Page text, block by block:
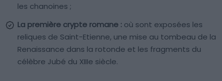
les chanoines ;
La première crypte romane : où sont exposées les
reliques de Saint-Etienne, une mise au tombeau de la
Renaissance dans la rotonde et les fragments du
célèbre Jubé du XIIIe siècle.